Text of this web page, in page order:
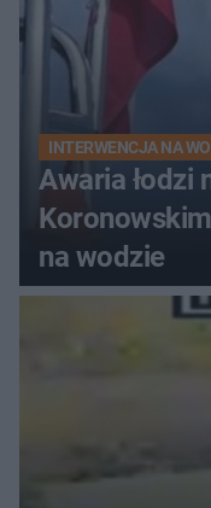
INTERWENCJA NA
Awaria łodzi
na wodzie